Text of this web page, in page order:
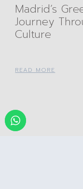
Madrid’s
Journey
Culture
READ MORE